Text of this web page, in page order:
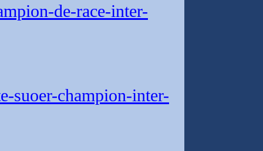
de-race-inter-
suoer-champion-inter-